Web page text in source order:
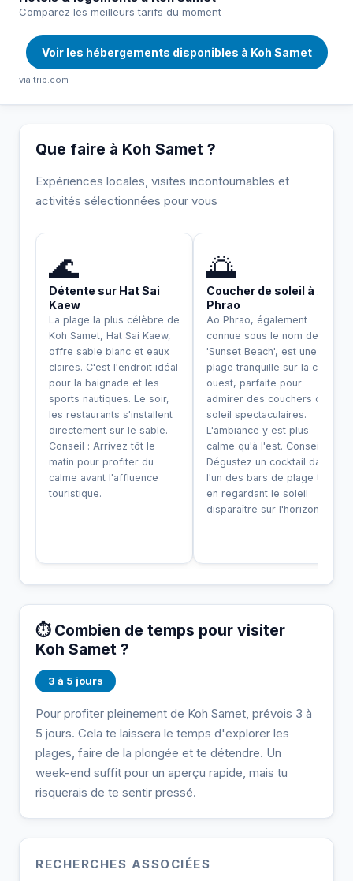
Comparez les meilleurs tarifs du moment
Voir les hébergements disponibles à Koh Samet
via trip.com
Que faire à Koh Samet ?
Expériences locales, visites incontournables et
activités sélectionnées pour vous
🌊
Détente sur Hat Sai
Kaew
La plage la plus célèbre de
Koh Samet, Hat Sai Kaew,
offre sable blanc et eaux
claires. C'est l'endroit idéal
pour la baignade et les
sports nautiques. Le soir,
les restaurants s'installent
directement sur le sable.
Conseil : Arrivez tôt le
matin pour profiter du
calme avant l'affluence
touristique.
🌅
Coucher de soleil à Ao
Phrao
Ao Phrao, également
connue sous le nom de
'Sunset Beach', est une
plage tranquille sur la côte
ouest, parfaite pour
admirer des couchers de
soleil spectaculaires.
L'ambiance y est plus
calme qu'à l'est. Conseil :
Dégustez un cocktail dans
l'un des bars de plage tout
en regardant le soleil
disparaître sur l'horizon.
⏱️ Combien de temps pour visiter
Koh Samet ?
3 à 5 jours
Pour profiter pleinement de Koh Samet, prévois 3 à
5 jours. Cela te laissera le temps d'explorer les
plages, faire de la plongée et te détendre. Un
week-end suffit pour un aperçu rapide, mais tu
risquerais de te sentir pressé.
RECHERCHES ASSOCIÉES